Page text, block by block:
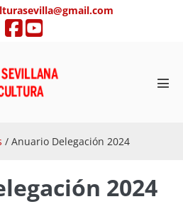
/ Anuario Delegación 2024
2024